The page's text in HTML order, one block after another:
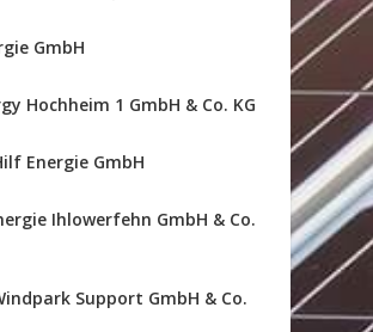
GmbH
Hochheim 1 GmbH & Co. KG
Energie GmbH
Ihlowerfehn GmbH & Co.
Support GmbH & Co.